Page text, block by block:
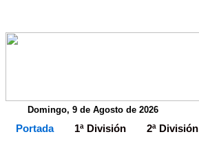
Domingo, 9 de Agosto de 2026
Portada 1ª División 2ª División